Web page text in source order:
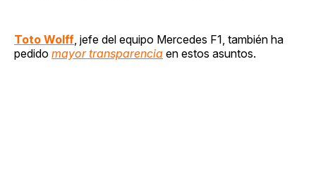
Toto Wolff, jefe del equipo Mercedes F1, también ha
pedido mayor transparencia en estos asuntos.